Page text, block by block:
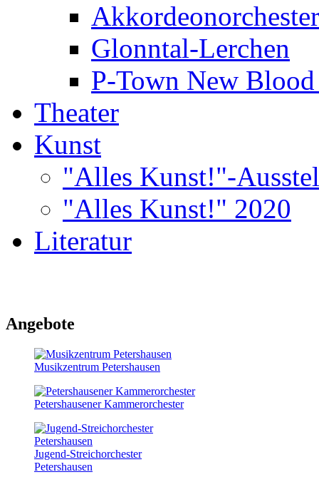
Glonntal-Lerchen
P-Town New Blood
Theater
Kunst
"Alles Kunst!"-
"Alles Kunst!" 2020
Literatur
Angebote
Musikzentrum Petershausen
Petershausener Kammerorchester
Jugend-Streichorchester
Petershausen